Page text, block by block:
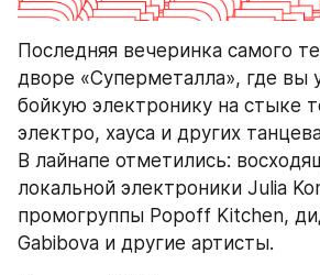
Последняя вечеринка самого
дворе «Суперметалла», где вы
бойкую электронику на стыке
электро, хауса и других
В лайнапе отметились:
локальной электроники Julia
промогруппы Popoff Kitchen,
Gabibova и другие артисты.